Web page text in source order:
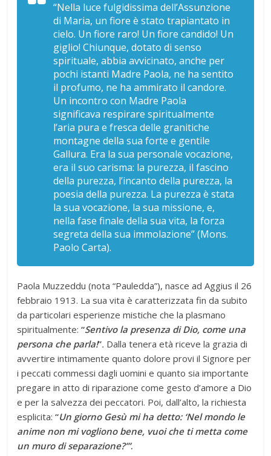
“Nella luce fulgidissima dell’Assunzione
di Maria, un fiore è stato trapiantato in
cielo. Un fiore raro! Un fiore candido! Un
giglio! Chiunque, dotato di senso
spirituale, abbia avvicinato, anche per
pochi istanti Madre Paola, ne ha sentito
il profumo, ne ha ammirato il candore.
Un incontro con Madre Paola
significava respirare spiritualmente
l’aria pura e fresca delle granitiche
montagne della sua forte e gentile
Gallura. Era la sua personale vocazione,
era il suo carisma: la purezza, il fascino
della purezza, l’incanto della purezza, la
poesia della purezza. La purezza è stata
la sua vocazione, la sua missione, e,
nella fase finale della sua vita, la forza
segreta della sua immolazione”(Mons.
Paolo Carta).
Paola Muzzeddu (nota “Pauledda”), nasce ad Aggius il 26
febbraio 1913. La sua vita è caratterizzata fin da subito
da particolari esperienze mistiche che la plasmano
spiritualmente:“Sentivo la presenza di Dio, come una
persona che parla!”. Dalla tenera età riceve la grazia di
avvertire intimamente quanto dolore provi il Signore per
i peccati commessi dagli uomini e quanto sia importante
pregare in atto di riparazione come gesto d’amore a Dio
e per la salvezza dei peccatori. Poi, dall’alto, la richiesta
esplicita:“Un giorno Gesù mi ha detto: ‘Nel mondo le
anime non mi vogliono bene, vuoi che ti metta come
un muro di separazione?’”.